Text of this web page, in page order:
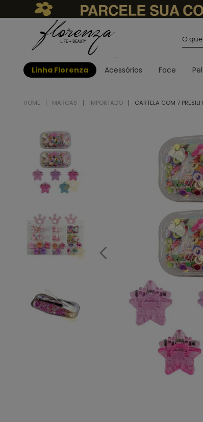
Linha Florenza Acessórios Face
MARCAS IMPORTADO CARTELA COM 7